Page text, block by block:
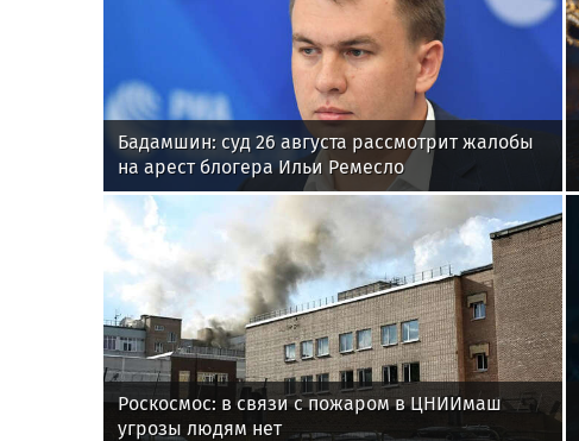
Бадамшин: суд 26 августа рассмотрит жалобы
на арест блогера Ильи Ремесло
Роскосмос: в связи с пожаром в ЦНИИмаш
угрозы людям нет